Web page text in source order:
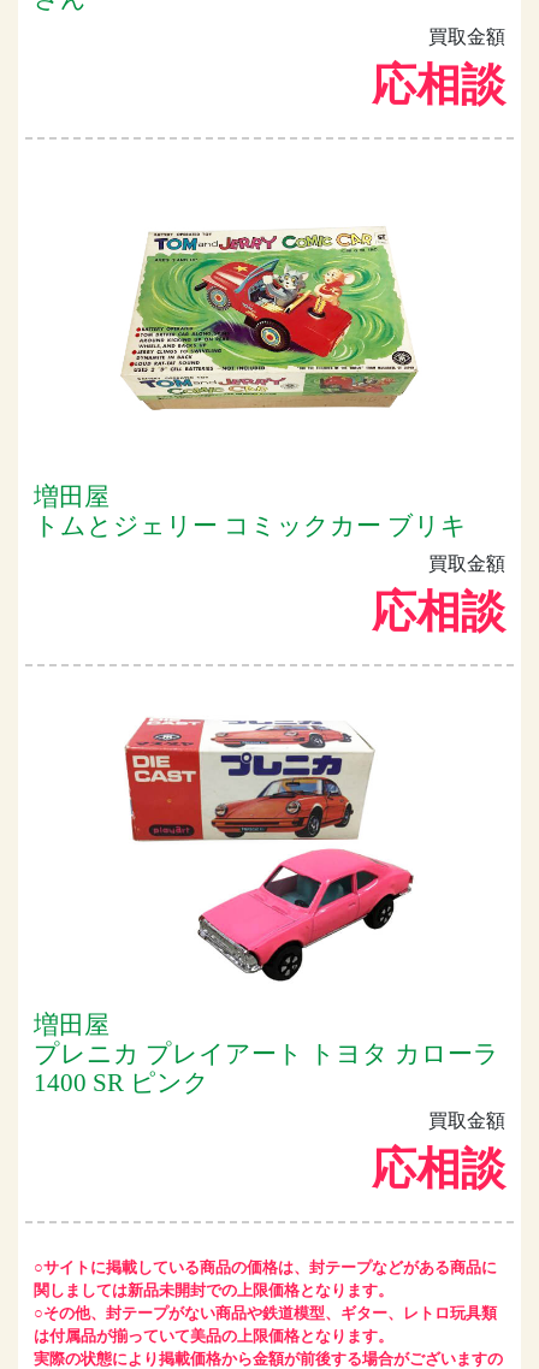
買取金額
応相談
増田屋
トムとジェリー コミックカー ブリキ
買取金額
応相談
増田屋
プレニカ プレイアート トヨタ カローラ
1400 SR ピンク
買取金額
応相談
○サイトに掲載している商品の価格は、封テープなどがある商品に
関しましては新品未開封での上限価格となります。
○その他、封テープがない商品や鉄道模型、ギター、レトロ玩具類
は付属品が揃っていて美品の上限価格となります。
実際の状態により掲載価格から金額が前後する場合がございますの